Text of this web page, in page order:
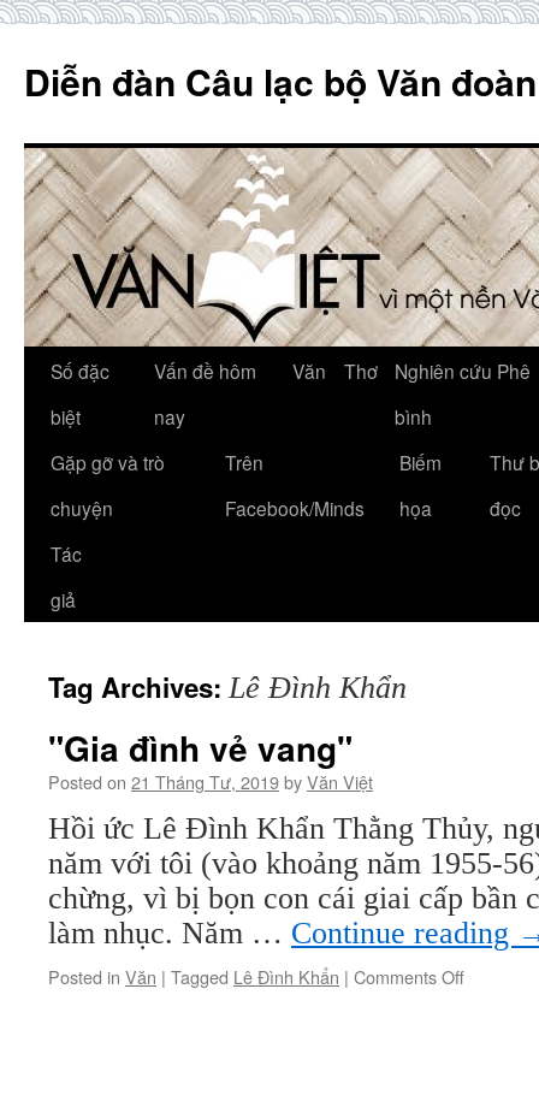
content
Diễn đàn Câu lạc bộ Văn
Số đặc
biệt
Vấn đề hôm
nay
Văn Thơ
Nghiên cứu Phê
bình
Gặp gỡ và trò
chuyện
Trên
Facebook/Minds
Biếm
họa
Thư
đọc
Tác
giả
Tag Archives:Lê Đình Khẩn
"Gia đình vẻ vang"
Posted on 21 Tháng Tư, 2019byVăn Việt
Hồi ức Lê Đình Khẩn Thằng Thủy,
năm với tôi (vào khoảng năm 1955-
chừng, vì bị bọn con cái giai cấp bần
làm nhục. Năm … Continue reading
Posted in Văn | Tagged Lê Đình Khẩn | Comments Offon